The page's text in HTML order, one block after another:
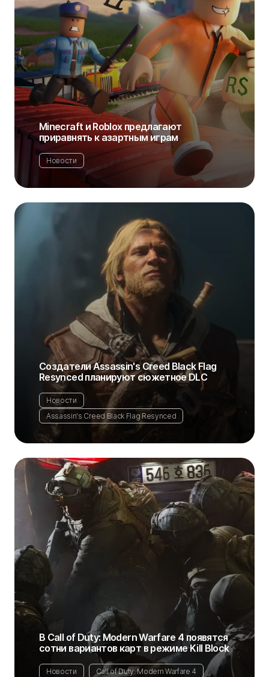
Minecraft и Roblox предлагают
приравнять к азартным играм
Новости
Создатели Assassin's Creed Black Flag
Resynced планируют сюжетное DLC
Новости
Assassin's Creed Black Flag Resynced
В Call of Duty: Modern Warfare 4 появятся
сотни вариантов карт в режиме Kill Block
Новости Call of Duty: Modern Warfare 4